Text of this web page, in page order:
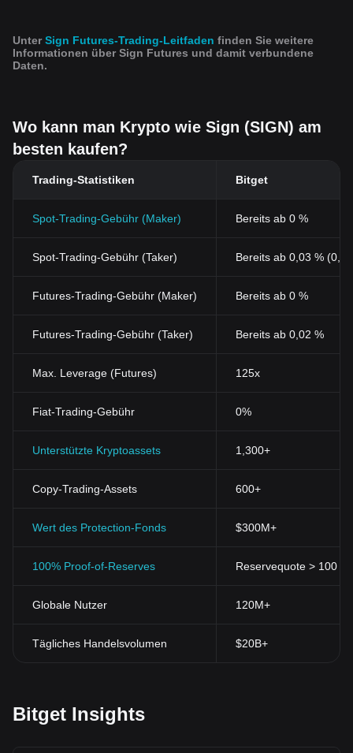
UnterSign Futures-Trading-Leitfaden finden Sie weitere
Informationen über Sign Futures und damit verbundene
Daten.
Wo kann man Krypto wie Sign (SIGN) am
besten kaufen?
Trading-Statistiken Bitget
Spot-Trading-Gebühr (Maker) Bereits ab 0 %
Spot-Trading-Gebühr (Taker) Bereits ab 0,03 %
Futures-Trading-Gebühr (Maker) Bereits ab 0 %
Futures-Trading-Gebühr (Taker) Bereits ab 0,02 %
Max. Leverage (Futures) 125x
Fiat-Trading-Gebühr 0%
Unterstützte Kryptoassets 1,300+
Copy-Trading-Assets 600+
Wert des Protection-Fonds $300M+
100% Proof-of-Reserves Reservequote > 100
Globale Nutzer 120M+
Tägliches Handelsvolumen $20B+
Bitget Insights